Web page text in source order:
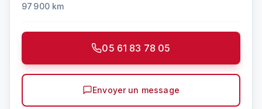
97 900km
05 61 83 78 05
Envoyer un message